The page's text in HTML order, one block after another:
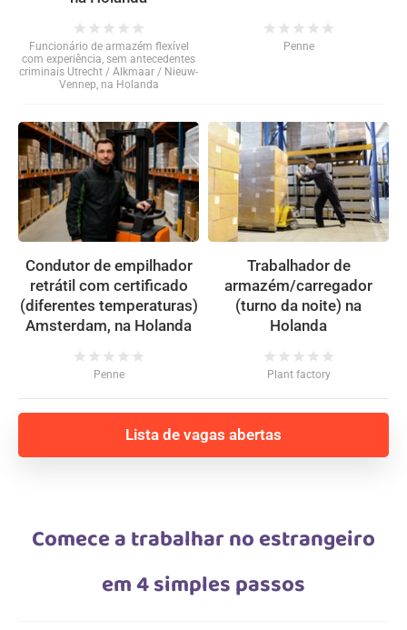
star star star star star
Funcionário de armazém flexível
com experiência, sem antecedentes
criminais Utrecht / Alkmaar / Nieuw-
Vennep, na Holanda
star star star star star
Penne
Condutor de empilhador
retrátil com certificado
(diferentes temperaturas)
Amsterdam, na Holanda
star star star star star
Penne
Trabalhador de
armazém/carregador
(turno da noite) na
Holanda
star star star star star
Plant factory
Lista de vagas abertas
Comece a trabalhar no estrangeiro
em 4 simples passos